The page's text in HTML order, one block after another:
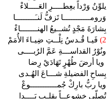
يلوِّنُ وَرْداً بعِطــــرِ العَــــلاءْ
وَرومـــــــــــا تَزفُّ لَنـَــــــــا
بِشارَةَ مَجْدٍ تُشــيعُ الهنـــــــاءْ
2)
فَيـا قُـدسُ نِلْــتِ ضِيـاءَ الأُمَمْ
ونُوْرُ القداســـةِ عَمَّ الرُبــــى
ويا أرضَ طُهْرٍ تَهَادَيْ رِضا
بِساحِ الفضيلةِ شـــاعَ الهُـدى
ويا ربُّ بارِكْ جُمـــــــــــوعْ
تُصلّي خشوعــاً بقلـبٍ بَــــدا